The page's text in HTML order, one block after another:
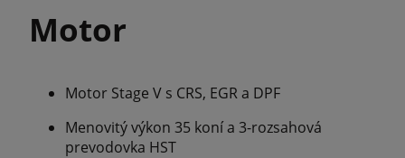
Motor
Motor Stage V s CRS, EGR a DPF
Menovitý výkon 35 koní a 3-rozsahová
prevodovka HST